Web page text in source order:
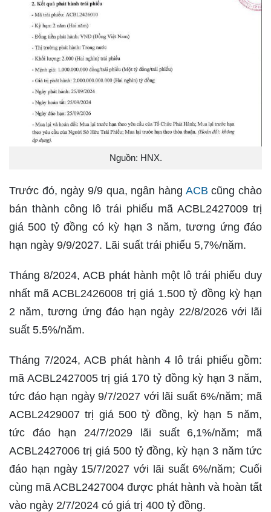
Nguồn: HNX.
Trước đó, ngày 9/9 qua, ngân hàng ACB cũng chào
bán thành công lô trái phiếu mã ACBL2427009 trị
giá 500 tỷ đồng có kỳ hạn 3 năm, tương ứng đáo
hạn ngày 9/9/2027. Lãi suất trái phiếu 5,7%/năm.
Tháng 8/2024, ACB phát hành một lô trái phiếu duy
nhất mã ACBL2426008 trị giá 1.500 tỷ đồng kỳ hạn
2 năm, tương ứng đáo hạn ngày 22/8/2026 với lãi
suất 5.5%/năm.
Tháng 7/2024, ACB phát hành 4 lô trái phiếu gồm:
mã ACBL2427005 trị giá 170 tỷ đồng kỳ hạn 3 năm,
tức đáo hạn ngày 9/7/2027 với lãi suất 6%/năm; mã
ACBL2429007 trị giá 500 tỷ đồng, kỳ hạn 5 năm,
tức đáo hạn 24/7/2029 lãi suất 6,1%/năm; mã
ACBL2427006 trị giá 500 tỷ đồng, kỳ hạn 3 năm tức
đáo hạn ngày 15/7/2027 với lãi suất 6%/năm; Cuối
cùng mã ACBL2427004 được phát hành và hoàn tất
vào ngày 2/7/2024 có giá trị 400 tỷ đồng.